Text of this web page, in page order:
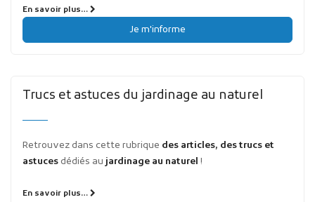
En savoir plus…
Je m'informe
Trucs et astuces du jardinage au naturel
Retrouvez dans cette rubrique des articles, des trucs et
astucesdédiés au jardinage au naturel !
En savoir plus…